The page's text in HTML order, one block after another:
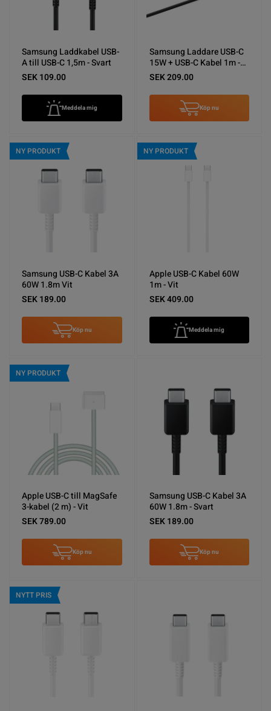
Samsung Laddkabel USB-
A till USB-C 1,5m - Svart
SEK 109.00
Meddela mig
Samsung Laddare USB-C
15W + USB-C Kabel 1m -
Svart
SEK 209.00
Köp nu
NY PRODUKT
Samsung USB-C Kabel 3A
60W 1.8m Vit
SEK 189.00
Köp nu
NY PRODUKT
Apple USB-C Kabel 60W
1m - Vit
SEK 409.00
Meddela mig
NY PRODUKT
Apple USB-C till MagSafe
3-kabel (2 m) - Vit
SEK 789.00
Köp nu
Samsung USB-C Kabel 3A
60W 1.8m - Svart
SEK 189.00
Köp nu
NYTT PRIS